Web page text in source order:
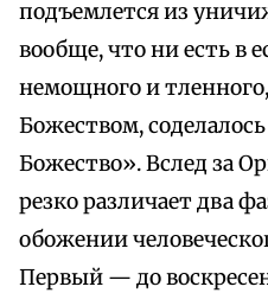
подъемлется из
вообще, что ни есть в
немощного и
Божеством,
Божество». Вслед за
резко различает два
обожении
Первый — до